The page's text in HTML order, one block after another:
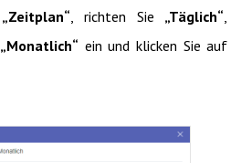
„Zeitplan“, richten Sie „Täglich“,
„Monatlich“ ein und klicken Sie auf